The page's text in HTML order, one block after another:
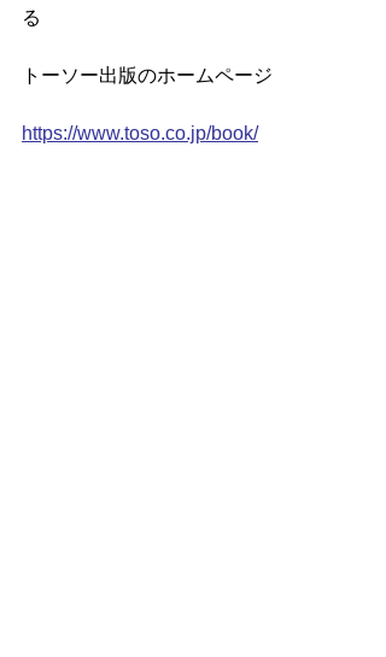
る
トーソー出版のホームページ
https://www.toso.co.jp/book/